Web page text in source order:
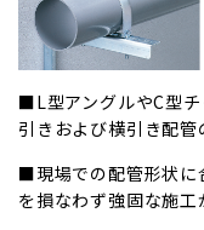
■L型アングルやC型
引きおよび横引き配管
■現場での配管形状に
を損なわず強固な施工